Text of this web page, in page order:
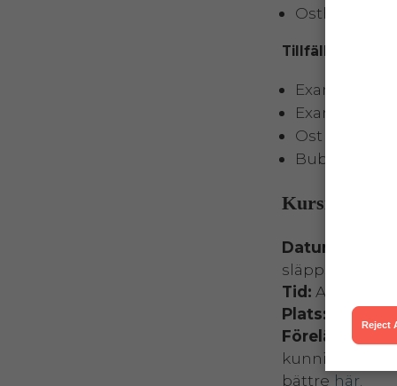
Tillfälle 5
Examination:
Ost och
Bubbel och
Datum:
släpps under
Tid: Alla dagar
Plats:
Möllans
Föreläsare:
kunniga
bättre här.
Reject